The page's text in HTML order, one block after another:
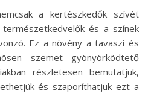
a kertészkedők szívét
és a színek
Ez a növény a tavaszi és
szemet gyönyörködtető
részletesen bemutatjuk,
és szaporíthatjuk ezt a